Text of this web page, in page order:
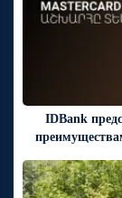
IDBank